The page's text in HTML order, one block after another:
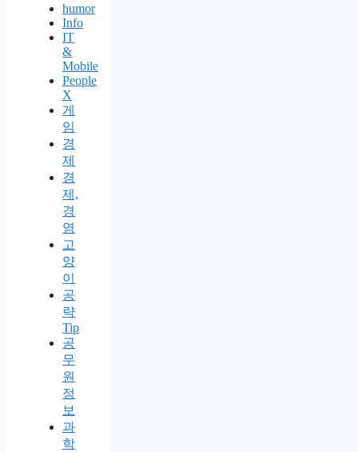
humor
Info
IT
&
Mobile
People
X
게
임
경
제
경
제,
경
영
고
양
이
공
략
Tip
공
무
원
정
보
과
학